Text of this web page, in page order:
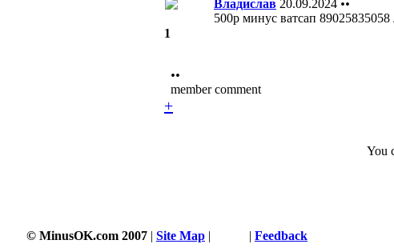
Владислав 20.09.2024 ••
500р минус ватсап
1
••
member comment
+
You
© MinusOK.com 2007 | Site Map | | Feedback